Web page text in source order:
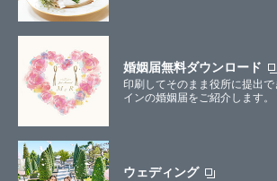
婚姻届無料ダウンロード
印刷してそのまま役所に提出
インの婚姻届をご紹介します。
ウェディング